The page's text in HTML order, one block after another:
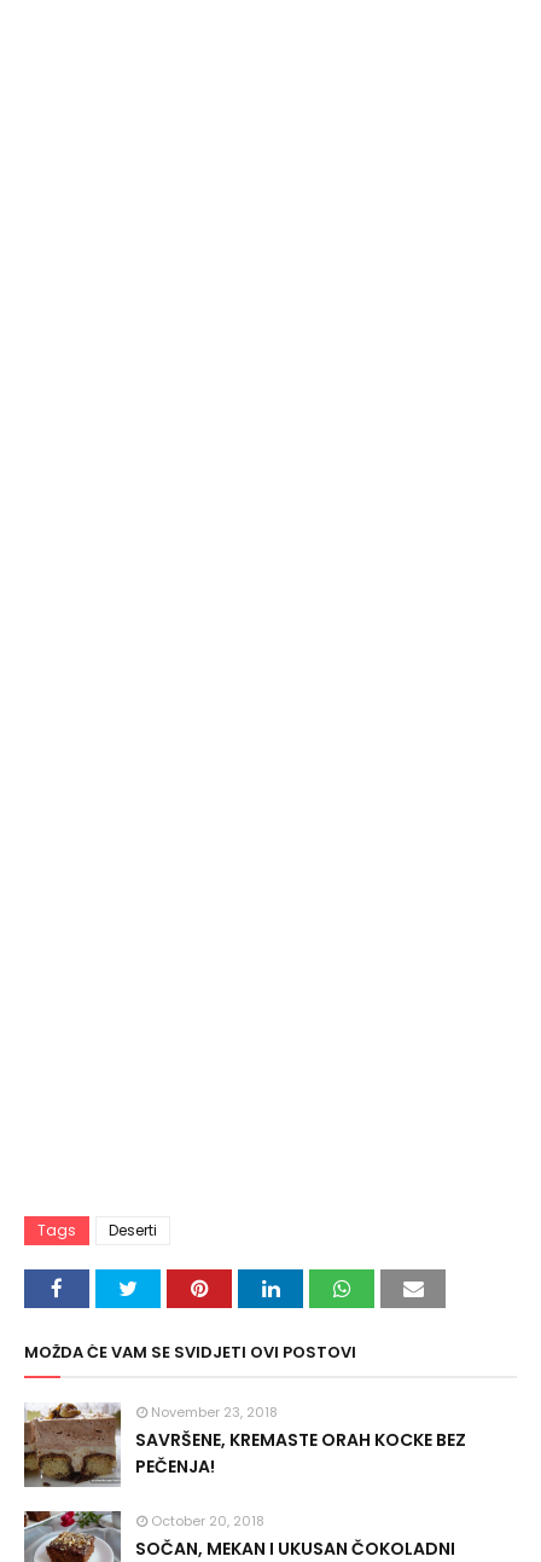
Tags Deserti
MOŽDA ĆE VAM SE SVIDJETI OVI POSTOVI
November 23, 2018
SAVRŠENE, KREMASTE ORAH KOCKE BEZ
PEČENJA!
October 20, 2018
SOČAN, MEKAN I UKUSAN ČOKOLADNI